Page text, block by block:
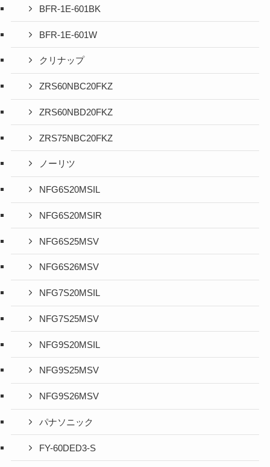
BFR-1E-601BK
BFR-1E-601W
クリナップ
ZRS60NBC20FKZ
ZRS60NBD20FKZ
ZRS75NBC20FKZ
ノーリツ
NFG6S20MSIL
NFG6S20MSIR
NFG6S25MSV
NFG6S26MSV
NFG7S20MSIL
NFG7S25MSV
NFG9S20MSIL
NFG9S25MSV
NFG9S26MSV
パナソニック
FY-60DED3-S